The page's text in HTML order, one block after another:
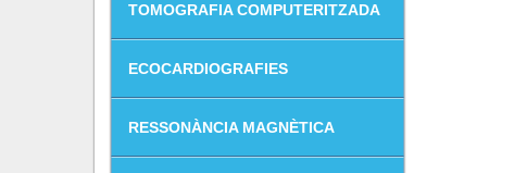
TOMOGRAFIA COMPUTERITZADA
ECOCARDIOGRAFIES
RESSONÀNCIA MAGNÈTICA